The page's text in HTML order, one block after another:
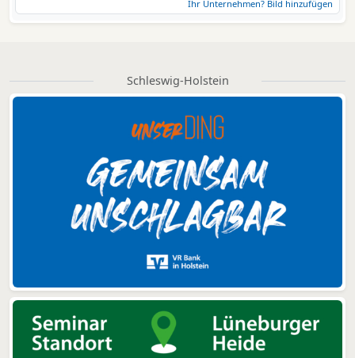
Ihr Unternehmen? Bild hinzufügen
Schleswig-Holstein